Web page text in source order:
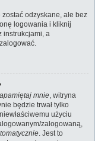
odzyskane, ale bez
logowania i kliknij
instrukcjami, a
mnie, witryna
będzie trwał tylko
użyciu
zalogowaną,
. Jest to